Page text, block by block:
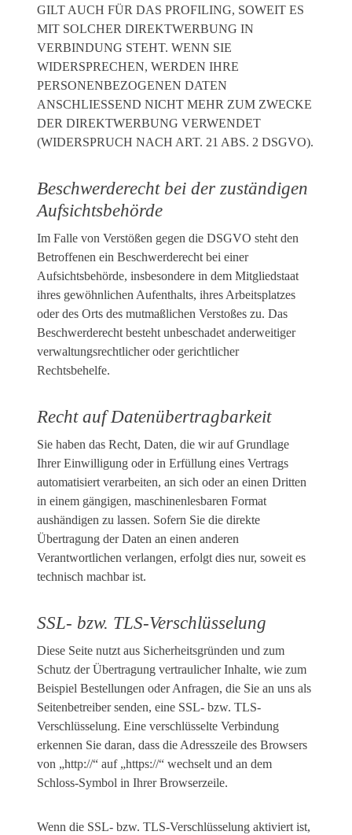
GILT AUCH FÜR DAS PROFILING, SOWEIT ES
MIT SOLCHER DIREKTWERBUNG IN
VERBINDUNG STEHT. WENN SIE
WIDERSPRECHEN, WERDEN IHRE
PERSONENBEZOGENEN DATEN
ANSCHLIESSEND NICHT MEHR ZUM ZWECKE
DER DIREKTWERBUNG VERWENDET
(WIDERSPRUCH NACH ART. 21 ABS. 2 DSGVO).
Beschwerde­recht bei der zuständigen
Aufsichts­behörde
Im Falle von Verstößen gegen die DSGVO steht den
Betroffenen ein Beschwerderecht bei einer
Aufsichtsbehörde, insbesondere in dem Mitgliedstaat
ihres gewöhnlichen Aufenthalts, ihres Arbeitsplatzes
oder des Orts des mutmaßlichen Verstoßes zu. Das
Beschwerderecht besteht unbeschadet anderweitiger
verwaltungsrechtlicher oder gerichtlicher
Rechtsbehelfe.
Recht auf Daten­übertrag­barkeit
Sie haben das Recht, Daten, die wir auf Grundlage
Ihrer Einwilligung oder in Erfüllung eines Vertrags
automatisiert verarbeiten, an sich oder an einen Dritten
in einem gängigen, maschinenlesbaren Format
aushändigen zu lassen. Sofern Sie die direkte
Übertragung der Daten an einen anderen
Verantwortlichen verlangen, erfolgt dies nur, soweit es
technisch machbar ist.
SSL- bzw. TLS-Verschlüsselung
Diese Seite nutzt aus Sicherheitsgründen und zum
Schutz der Übertragung vertraulicher Inhalte, wie zum
Beispiel Bestellungen oder Anfragen, die Sie an uns als
Seitenbetreiber senden, eine SSL- bzw. TLS-
Verschlüsselung. Eine verschlüsselte Verbindung
erkennen Sie daran, dass die Adresszeile des Browsers
von „http://“ auf „https://“ wechselt und an dem
Schloss-Symbol in Ihrer Browserzeile.
Wenn die SSL- bzw. TLS-Verschlüsselung aktiviert ist,